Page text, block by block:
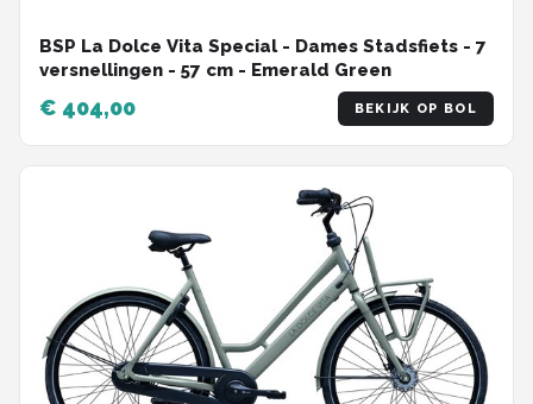
BSP La Dolce Vita Special - Dames Stadsfiets - 7
versnellingen - 57 cm - Emerald Green
€ 404,00 BEKIJK OP BOL